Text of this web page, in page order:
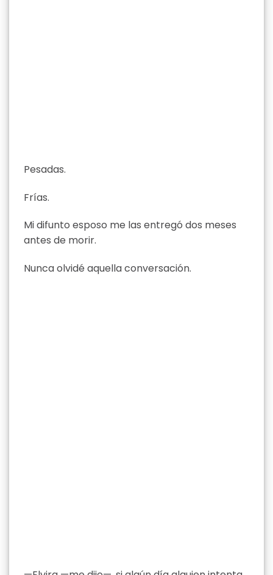
Pesadas.
Frías.
Mi difunto esposo me las entregó dos meses
antes de morir.
Nunca olvidé aquella conversación.